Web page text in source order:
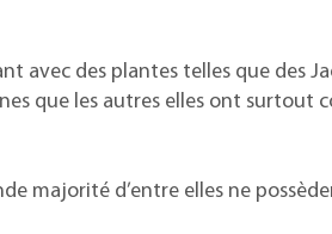
avec des plantes telles que des
que les autres elles ont surtout
majorité d’entre elles ne